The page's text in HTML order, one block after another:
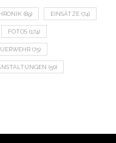
(89) EINSÄTZE (74)
FOTOS (174)
(75)
(50)